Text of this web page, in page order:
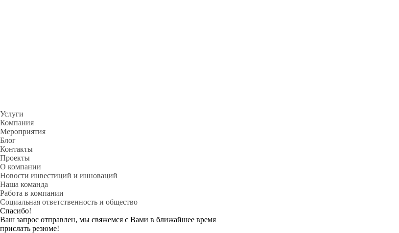
Услуги
Компания
Мероприятия
Блог
Контакты
Проекты
О компании
Новости инвестиций и инноваций
Наша команда
Работа в компании
Социальная ответственность и общество
Спасибо!
Ваш запрос отправлен, мы свяжемся с Вами в ближайшее время
прислать резюме!